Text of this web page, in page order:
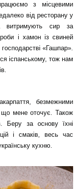
з місцевими
від ресторану у
витримують сир за
і хамон із свиней
«Гашпар».
іспанському, тож нам
безмежними
мене оточує. Також
Беру за основу їхні
і смаків, весь час
кухню.